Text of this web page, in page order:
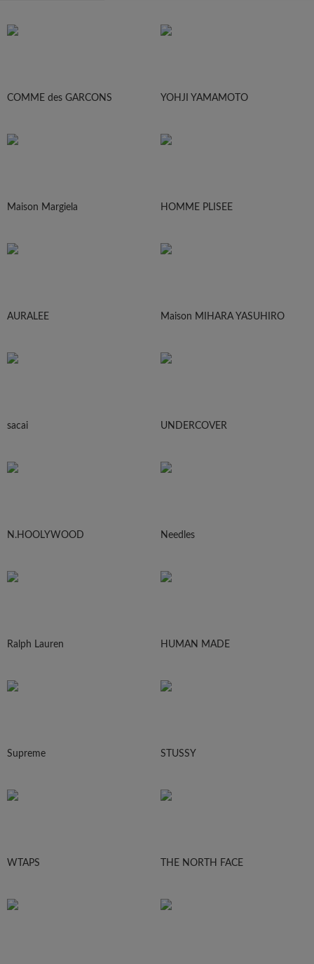
COMME des GARCONS YOHJI YAMAMOTO
Maison Margiela HOMME PLISEE
AURALEE Maison MIHARA YASUHIRO
sacai UNDERCOVER
N.HOOLYWOOD Needles
Ralph Lauren HUMAN MADE
Supreme STUSSY
WTAPS THE NORTH FACE